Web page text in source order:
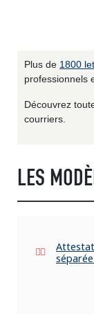
Plus de 1800
professionnels
Découvrez
courriers.
LES